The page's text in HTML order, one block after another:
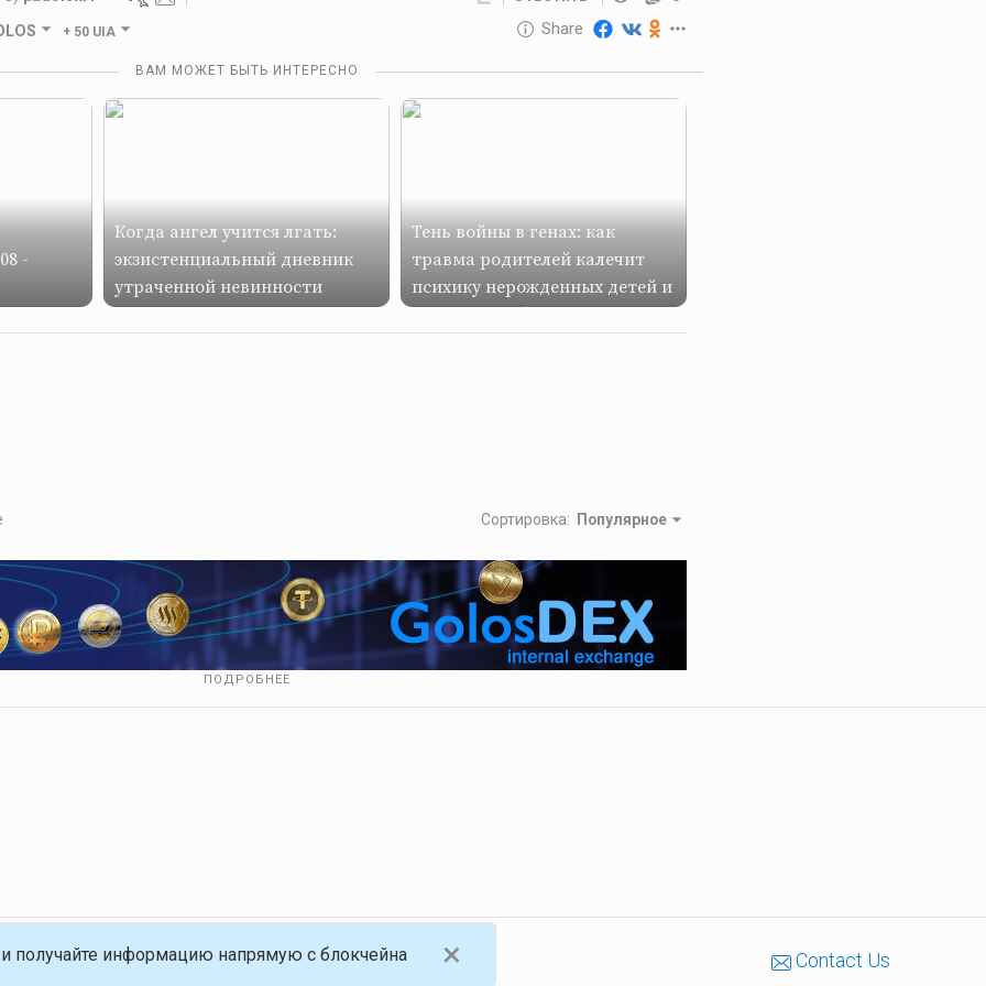
+ 50 UIA Share
Reward
10 GOLOS
ВАМ МОЖЕТ БЫТЬ ИНТЕРЕСНО
-
Когда ангел учится лгать:
экзистенциальный дневник
утраченной невинности
Тень войны в генах: как
травма родителей калечит
психику нерожденных детей и
Сортировка: Популярное
ПОДРОБНЕЕ
платформа, работающая на блокчейне Golos Contact Us
×
и получайте информацию напрямую с блокчейна